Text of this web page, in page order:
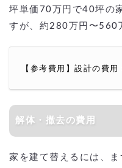
坪単価70万円で40坪の
すが、約280万円〜560
【参考費用】設計の費
解体・撤去の費用
家を建て替えるには、